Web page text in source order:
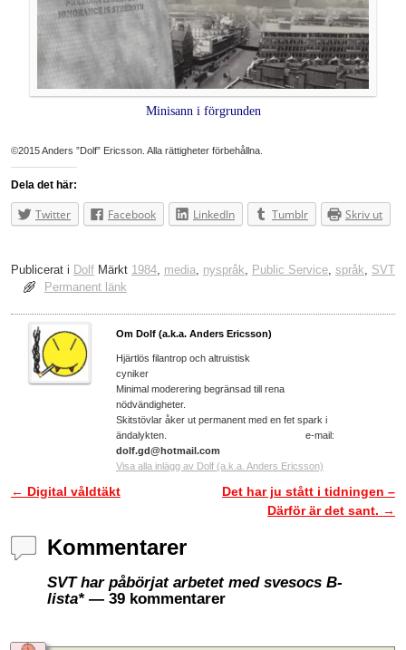
Minisann i förgrunden
©2015 Anders ”Dolf” Ericsson. Alla rättigheter förbehållna.
Dela det här:
Twitter Facebook LinkedIn Tumblr Skriv ut
Publicerat i Dolf Märkt 1984, media, nyspråk, Public Service, språk, SVT
Permanent länk
Om Dolf (a.k.a. Anders Ericsson)
Hjärtlös filantrop och altruistisk
cyniker
Minimal moderering begränsad till rena
nödvändigheter.
Skitstövlar åker ut permanent med en fet spark i
ändalykten. e-mail:
dolf.gd@hotmail.com
Visa alla inlägg av Dolf (a.k.a. Anders Ericsson)
Inläggsnavigering
← Digital våldtäkt
Det har ju stått i tidningen –
Därför är det sant. →
Kommentarer
SVT har påbörjat arbetet med svesocs B-
lista*— 39 kommentarer